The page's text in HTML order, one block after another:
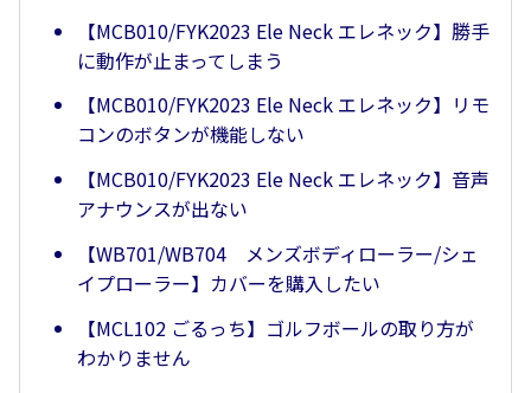
【MCB010/FYK2023 Ele Neck エレネック】勝手
に動作が止まってしまう
【MCB010/FYK2023 Ele Neck エレネック】リモ
コンのボタンが機能しない
【MCB010/FYK2023 Ele Neck エレネック】音声
アナウンスが出ない
【WB701/WB704 メンズボディローラー/シェ
イプローラー】カバーを購入したい
【MCL102 ごるっち】ゴルフボールの取り方が
わかりません